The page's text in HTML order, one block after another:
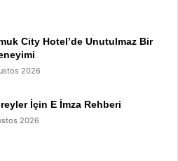
City Hotel’de Unutulmaz Bir
2026
İçin E İmza Rehberi
2026